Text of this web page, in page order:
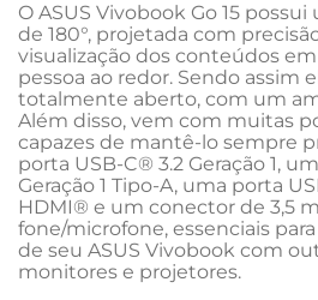
O ASUS Vivobook Go 15
de 180°, projetada com
visualização dos conteúdos
pessoa ao redor. Sendo assim
totalmente aberto, com um
Além disso, vem com muitas
capazes de mantê-lo sempre
porta USB-C® 3.2 Geração 1,
Geração 1 Tipo-A, uma porta
HDMI® e um conector de 3,5
fone/microfone, essenciais
de seu ASUS Vivobook com
monitores e projetores.